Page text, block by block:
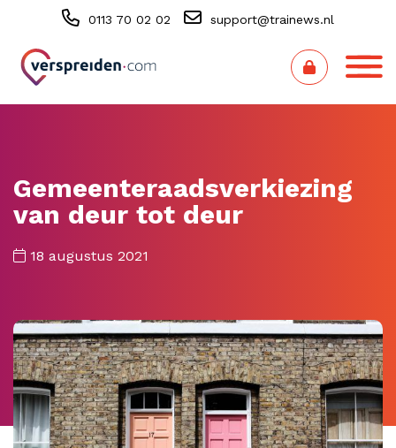
0113 70 02 02 support@trainews.nl
Gemeenteraadsverkiezing
van deur tot deur
18 augustus 2021